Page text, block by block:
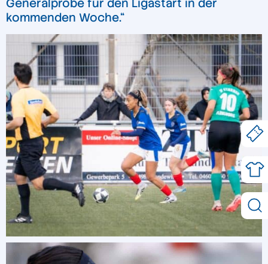
Generalprobe für den Ligastart in der
kommenden Woche.“